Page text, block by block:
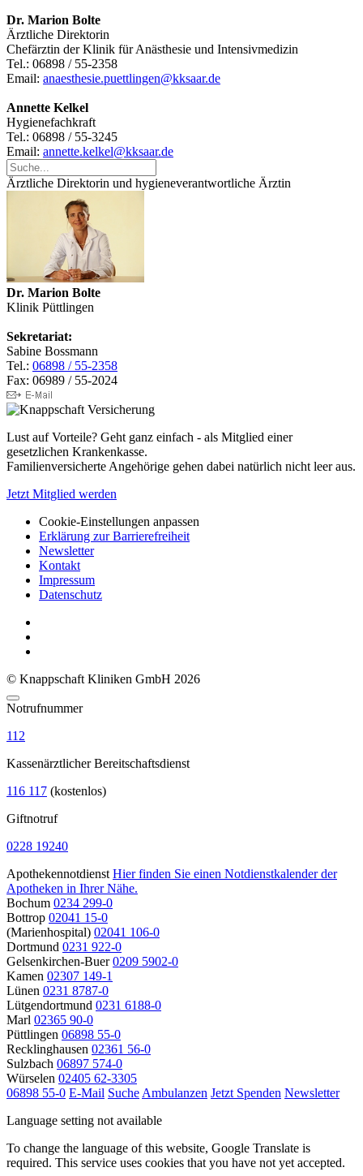
Dr. Marion Bolte
Ärztliche Direktorin
Chefärztin der Klinik für Anästhesie und Intensivmedizin
Tel.: 06898 / 55-2358
Email: anaesthesie.puettlingen@kksaar.de
Annette Kelkel
Hygienefachkraft
Tel.: 06898 / 55-3245
Email: annette.kelkel@kksaar.de
Ärztliche Direktorin und hygieneverantwortliche Ärztin
Dr. Marion Bolte
Klinik Püttlingen
Sekretariat:
Sabine Bossmann
Tel.: 06898 / 55-2358
Fax: 06989 / 55-2024
Lust auf Vorteile? Geht ganz einfach - als Mitglied einer
gesetzlichen Krankenkasse.
Familienversicherte Angehörige gehen dabei natürlich nicht leer aus.
Jetzt Mitglied werden
Cookie-Einstellungen anpassen
Erklärung zur Barrierefreiheit
Newsletter
Kontakt
Impressum
Datenschutz
© Knappschaft Kliniken GmbH 2026
Notrufnummer
112
Kassenärztlicher Bereitschaftsdienst
116 117 (kostenlos)
Giftnotruf
0228 19240
Apothekennotdienst Hier finden Sie einen Notdienstkalender der
Apotheken in Ihrer Nähe.
Bochum 0234 299-0
Bottrop 02041 15-0
(Marienhospital) 02041 106-0
Dortmund 0231 922-0
Gelsenkirchen-Buer 0209 5902-0
Kamen 02307 149-1
Lünen 0231 8787-0
Lütgendortmund 0231 6188-0
Marl 02365 90-0
Püttlingen 06898 55-0
Recklinghausen 02361 56-0
Sulzbach 06897 574-0
Würselen 02405 62-3305
06898 55-0 E-Mail Suche Ambulanzen Jetzt Spenden Newsletter
Language setting not available
To change the language of this website, Google Translate is
required. This service uses cookies that you have not yet accepted.